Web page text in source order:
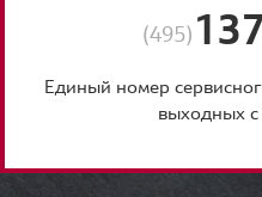
(495)
Единый номер
выходных